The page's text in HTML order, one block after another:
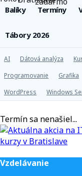
Balíky Termíny
Tábory 2026
AI Dátová analýza
Programovanie
Grafika
WordPress
Windows
Termín sa nenašiel...
Vzdelávanie